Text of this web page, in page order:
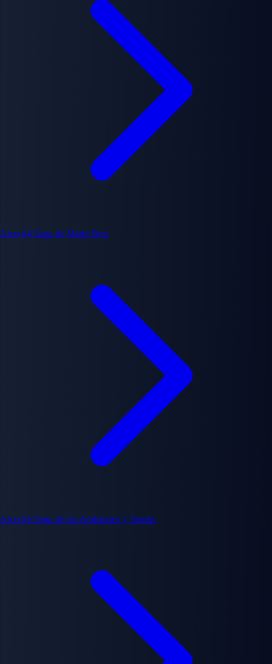
Arco #4 Saga de Majin Buu
Arco #5 Saga de los Androides y Trunks